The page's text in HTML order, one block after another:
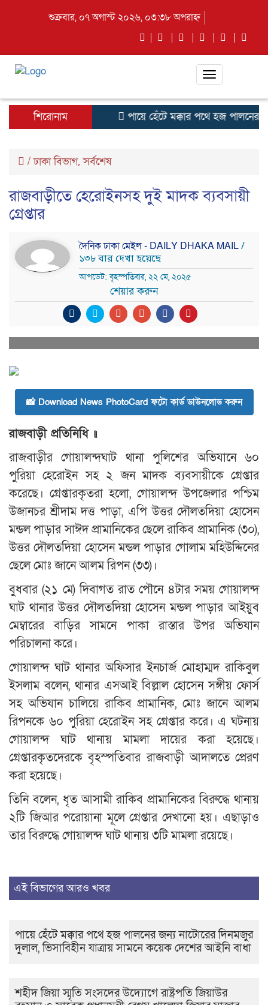
শুক্রবার, ০৭ অগাস্ট ২০২৬, ০৩:৩৮ অপরাহ্ন
Toggle
শিরোনাম
পায়ে হেঁটে মক্কার পথে হজ পালনের
/ঢাকা বিভাগ,সর্বশেষ
রাজবাড়ীতে হেরোইনসহ দুই মাদক ব্যবসায়ী
গ্রেপ্তার
দৈনিক ঢাকা মেইল - DAILY DHAKA MAIL/
১৩৮ বার দেখা হয়েছে
আপডেট: বৃহস্পতিবার, ২২ মে, ২০২৫
শেয়ার করুন
📸 Download News PhotoCard ফটো কার্ড ডাউনলোড করুন
রাজবাড়ী প্রতিনিধি ॥
রাজবাড়ীর গোয়ালন্দঘাট থানা পুলিশের অভিযানে ৬০
পুরিয়া হেরোইন সহ ২ জন মাদক ব্যবসায়ীকে গ্রেপ্তার
করেছে। গ্রেপ্তারকৃতরা হলো, গোয়ালন্দ উপজেলার পশ্চিম
উজানচর শ্রীদাম দত্ত পাড়া, এপি উত্তর দৌলতদিয়া হোসেন
মন্ডল পাড়ার সাঈদ প্রামানিকের ছেলে রাকিব প্রামানিক (৩০),
উত্তর দৌলতদিয়া হোসেন মন্ডল পাড়ার গোলাম মহিউদ্দিনের
ছেলে মোঃ জানে আলম রিপন (৩৩)।
বুধবার (২১ মে) দিবাগত রাত পৌনে ৪টার সময় গোয়ালন্দ
ঘাট থানার উত্তর দৌলতদিয়া হোসেন মন্ডল পাড়ার আইয়ুব
মেম্বারের বাড়ির সামনে পাকা রাস্তার উপর অভিযান
পরিচালনা করে।
গোয়ালন্দ ঘাট থানার অফিসার ইনচার্জ মোহাম্মদ রাকিবুল
ইসলাম বলেন, থানার এসআই বিল্লাল হোসেন সঙ্গীয় ফোর্স
সহ অভিযান চালিয়ে রাকিব প্রামানিক, মোঃ জানে আলম
রিপনকে ৬০ পুরিয়া হেরোইন সহ গ্রেপ্তার করে। এ ঘটনায়
গোয়ালন্দ ঘাট থানায় মামলা দায়ের করা হয়েছে।
গ্রেপ্তারকৃতদেরকে বৃহস্পতিবার রাজবাড়ী আদালতে প্রেরণ
করা হয়েছে।
তিনি বলেন, ধৃত আসামী রাকিব প্রামানিকের বিরুদ্ধে থানায়
২টি জিআর পরোয়ানা মূলে গ্রেপ্তার দেখানো হয়। এছাড়াও
তার বিরুদ্ধে গোয়ালন্দ ঘাট থানায় ৩টি মামলা রয়েছে।
এই বিভাগের আরও খবর
পায়ে হেঁটে মক্কার পথে হজ পালনের জন্য নাটোরের দিনমজুর
দুলাল, ভিসাবিহীন যাত্রায় সামনে কয়েক দেশের আইনি বাধা
শহীদ জিয়া স্মৃতি সংসদের উদ্যোগে রাষ্ট্রপতি জিয়াউর